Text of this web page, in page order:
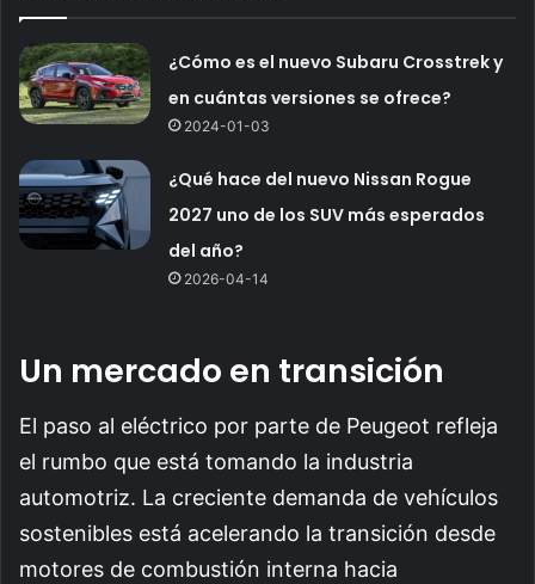
¿Cómo es el nuevo Subaru Crosstrek y
en cuántas versiones se ofrece?
2024-01-03
¿Qué hace del nuevo Nissan Rogue
2027 uno de los SUV más esperados
del año?
2026-04-14
Un mercado en transición
El paso al eléctrico por parte de Peugeot refleja
el rumbo que está tomando la industria
automotriz. La creciente demanda de vehículos
sostenibles está acelerando la transición desde
motores de combustión interna hacia